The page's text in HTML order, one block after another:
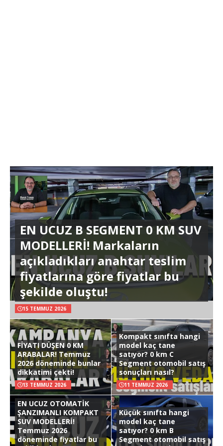
EN UCUZ B SEGMENT 0 KM SUV
MODELLERİ! Markaların
açıkladıkları anahtar teslim
fiyatlarına göre fiyatlar bu
şekilde oluştu!
15 TEMMUZ 2026
FİYATI DÜŞEN 0 KM
ARABALAR! Temmuz
2026 döneminde bunlar
dikkatimi çekti!
13 TEMMUZ 2026
Kompakt sınıfta hangi
model kaç tane
satıyor? 0 km C
Segment otomobil satış
sonuçları nasıl?
11 TEMMUZ 2026
EN UCUZ OTOMATİK
ŞANZIMANLI KOMPAKT
SUV MODELLERİ!
Temmuz 2026
döneminde fiyatlar bu
Küçük sınıfta hangi
model kaç tane
satıyor? 0 km B
Segment otomobil satış